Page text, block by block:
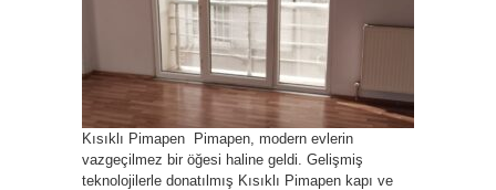
Kısıklı Pimapen Pimapen, modern evlerin
vazgeçilmez bir öğesi haline geldi. Gelişmiş
teknolojilerle donatılmış Kısıklı Pimapen kapı ve